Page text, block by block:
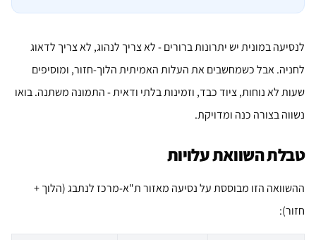
לנסיעה במונית יש יתרונות ברורים - לא צריך לנהוג, לא צריך לדאוג
לחניה. אבל כשמחשבים את העלות האמיתית הלוך-חזור, ומוסיפים
שעות לא נוחות, ציוד כבד, וזמינות בלתי ודאית - התמונה משתנה. בואו
נשווה בצורה כנה ומדויקת.
טבלת השוואת עלויות
ההשוואה הזו מבוססת על נסיעה מאזור ת"א-מרכז לנתבג (הלוך +
חזור):